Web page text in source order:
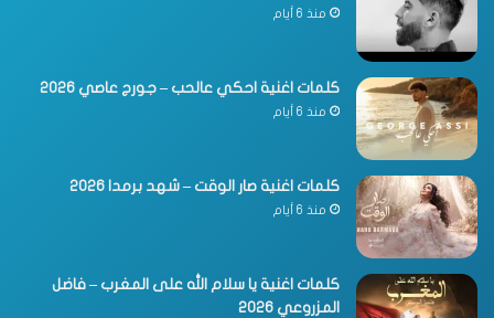
منذ 6 أيام
كلمات اغنية احكي عالحب – جورج عاصي 2026
منذ 6 أيام
كلمات اغنية صار الوقت – شهد برمدا 2026
منذ 6 أيام
كلمات اغنية يا سلام الله على المغرب – فاضل
المزروعي 2026